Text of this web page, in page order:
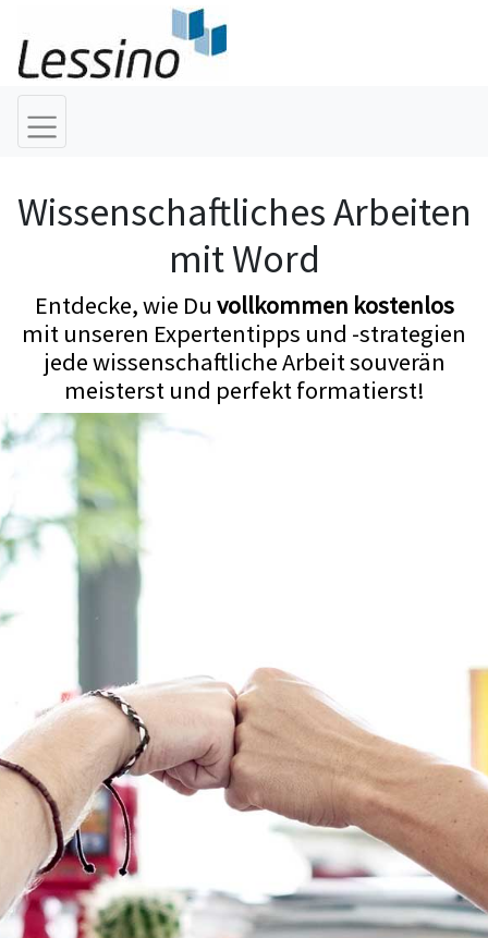
Wissenschaftliches Arbeiten
mit Word
Entdecke, wie Du vollkommen kostenlos
mit unseren Expertentipps und -strategien
jede wissenschaftliche Arbeit souverän
meisterst und perfekt formatierst!